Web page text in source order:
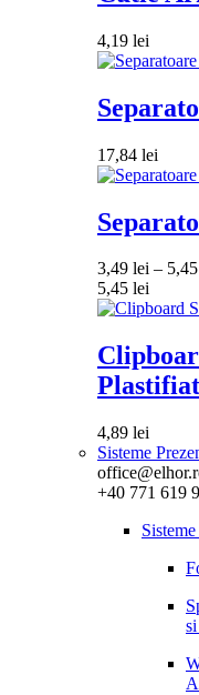
4,19 lei
17,84 lei
3,49 lei – 5,45
5,45 lei
Plastifiat
4,89 lei
Sisteme
+40 771 619